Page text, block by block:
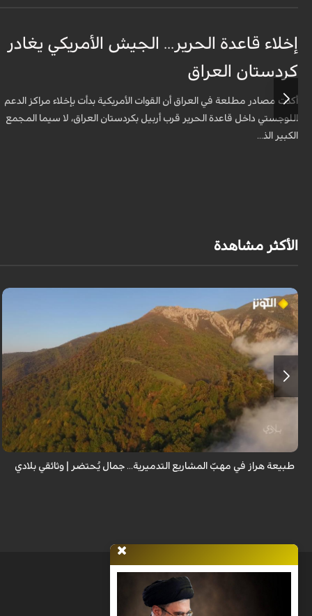
إخلاء قاعدة الحرير... الجيش الأمريكي يغادر
كردستان العراق
أكدت مصادر مطلعة في العراق أن القوات الأمريكية بدأت بإخلاء مراكز الدعم
اللوجستي داخل قاعدة الحرير قرب أربيل بكردستان العراق، لا سيما المجمع
الكبير الذ...
الأكثر مشاهدة
من قلب طبيعة هراز التي كانت يوماً من أجمل الموائل الطبيعية في إيران، يحذر
المعد من كارثة بيئية: "وحش الأعمال والمشاريع التدميرية تنهش بجسم طبيعة
طبيعة هراز في مهبّ المشاريع التدميرية... جمال يُحتضر | وثائقي بلادي